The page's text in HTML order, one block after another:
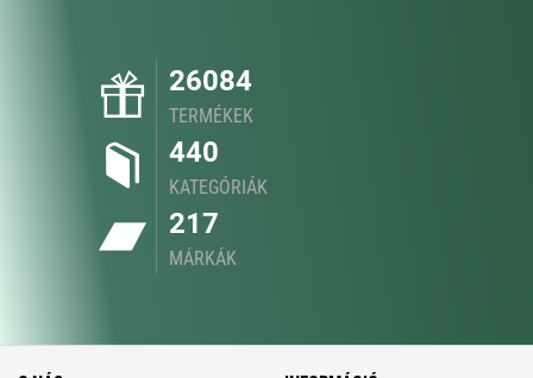
26084
TERMÉKEK
440
KATEGÓRIÁK
217
MÁRKÁK